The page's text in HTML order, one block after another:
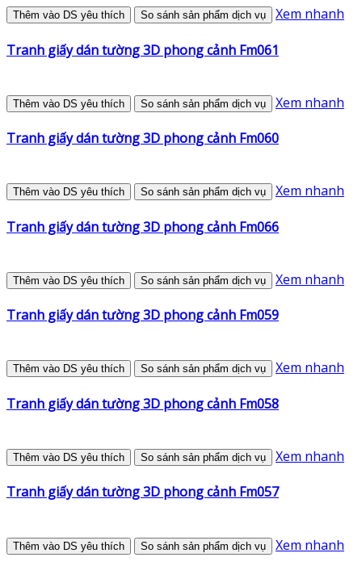
Thêm vào DS yêu thích So sánh sản phẩm dịch vụ Xem nhanh
Tranh giấy dán tường 3D phong cảnh Fm061
Thêm vào DS yêu thích So sánh sản phẩm dịch vụ Xem nhanh
Tranh giấy dán tường 3D phong cảnh Fm060
Thêm vào DS yêu thích So sánh sản phẩm dịch vụ Xem nhanh
Tranh giấy dán tường 3D phong cảnh Fm066
Thêm vào DS yêu thích So sánh sản phẩm dịch vụ Xem nhanh
Tranh giấy dán tường 3D phong cảnh Fm059
Thêm vào DS yêu thích So sánh sản phẩm dịch vụ Xem nhanh
Tranh giấy dán tường 3D phong cảnh Fm058
Thêm vào DS yêu thích So sánh sản phẩm dịch vụ Xem nhanh
Tranh giấy dán tường 3D phong cảnh Fm057
Thêm vào DS yêu thích So sánh sản phẩm dịch vụ Xem nhanh